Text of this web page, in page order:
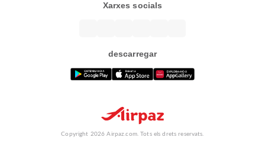
Xarxes socials
descarregar
Copyright 2026 Airpaz.com. Tots els drets reservats.